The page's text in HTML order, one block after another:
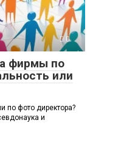
0
фирмы по
или
по фото директора?
и